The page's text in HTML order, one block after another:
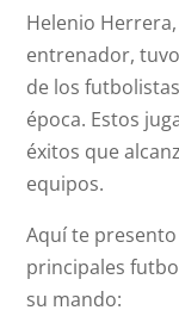
Helenio
entrenador,
de los
época. Estos
éxitos que
equipos.
Aquí te
principales
su mando: